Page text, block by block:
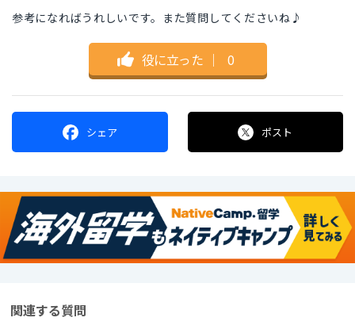
参考になればうれしいです。また質問してくださいね♪
役に立った ｜ 0
シェア ポスト
関連する質問